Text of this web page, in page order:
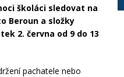
školáci sledovat na
Beroun a složky
2. června od 9 do 13
pachatele nebo